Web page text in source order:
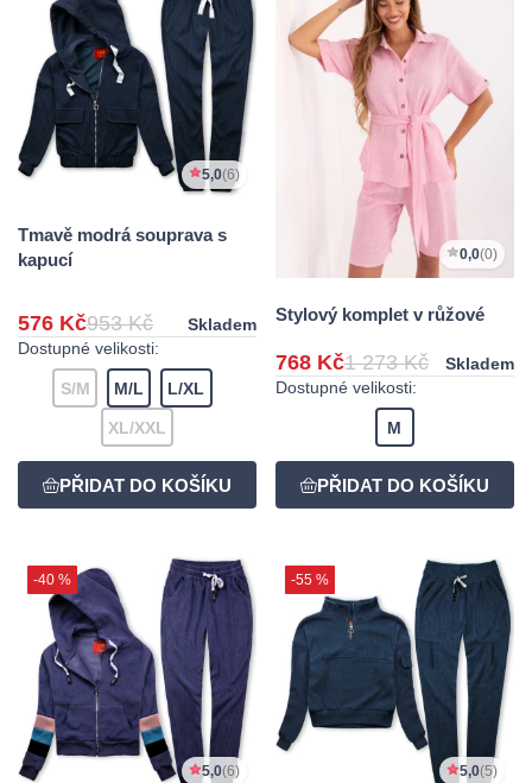
5,0(6)
Tmavě modrá souprava s
kapucí
576 Kč953 Kč
Skladem
Dostupné velikosti:
S/M M/L L/XL
XL/XXL
0,0(0)
Stylový komplet v růžové
768 Kč1 273 Kč
Skladem
Dostupné velikosti:
M
-40 %
5,0(6)
-55 %
5,0(5)